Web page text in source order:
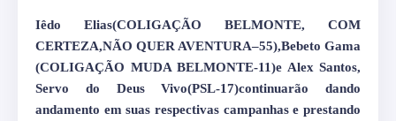
Iêdo Elias(COLIGAÇÃO BELMONTE, COM
CERTEZA,NÃO QUER AVENTURA–55),Bebeto Gama
(COLIGAÇÃO MUDA BELMONTE-11)e Alex Santos,
Servo do Deus Vivo(PSL-17)continuarão dando
andamento em suas respectivas campanhas e prestando